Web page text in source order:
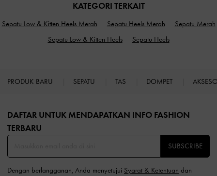
KATEGORI TERKAIT
Sepatu Low & Kitten Heels Merah Sepatu Heels Merah
Sepatu Merah
Sepatu Low & Kitten Heels
Sepatu Heels
PRODUK BARU SEPATU TAS DOMPET
DAFTAR UNTUK MENDAPATKAN INFO FASHION
TERBARU​
SUBSCRIBE
Dengan berlangganan, Anda menyetujui Syarat & Ketentuan dan